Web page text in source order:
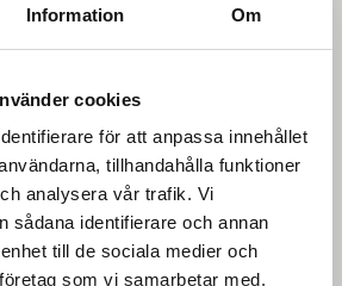
Information Om
cookies
för att anpassa innehållet
tillhandahålla funktioner
analysera vår trafik. Vi
sådana identifierare och annan
till de sociala medier och
som vi samarbetar med.